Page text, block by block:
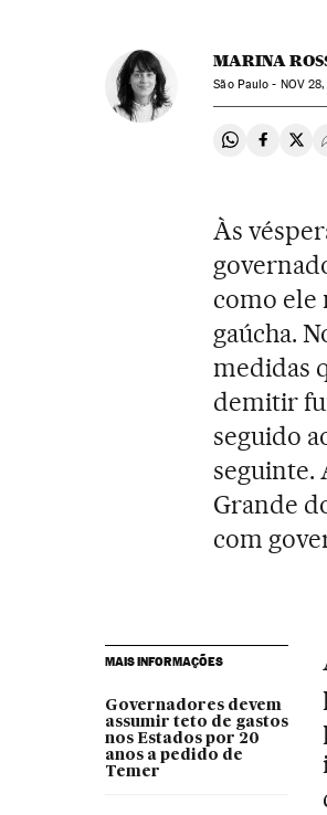
MARINA
São Paulo - NOV28,
Compartir
Às
como ele
gaúcha.
medidas
demitir
seguido
seguinte.
Grande
com
MAIS INFORMAÇÕES
Governadores devem
assumir teto de gastos
nos Estados por 20
anos a pedido de
Temer